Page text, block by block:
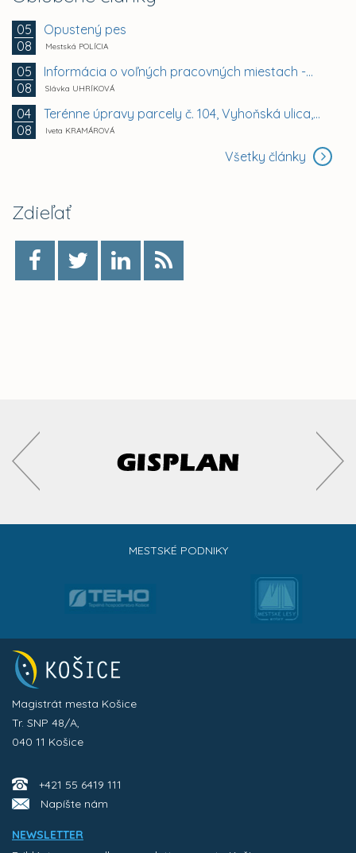
05
08
Opustený pes
Mestská POLÍCIA
05
08
Informácia o voľných pracovných miestach -...
Slávka UHRÍKOVÁ
04
08
Terénne úpravy parcely č. 104, Vyhoňská ulica,...
Iveta KRAMÁROVÁ
Všetky články
Zdieľať
MESTSKÉ PODNIKY
Magistrát mesta Košice
Tr. SNP 48/A,
040 11 Košice
+421 55 6419 111
Napíšte nám
NEWSLETTER